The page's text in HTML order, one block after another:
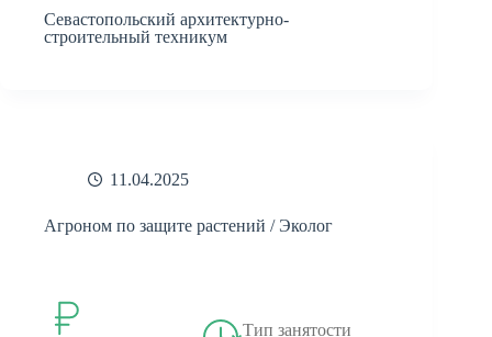
Севастопольский архитектурно-
строительный техникум
11.04.2025
Агроном по защите растений / Эколог
Тип занятости